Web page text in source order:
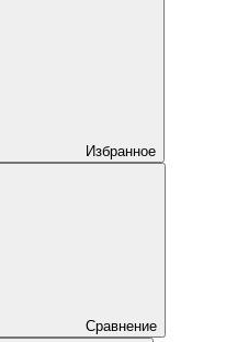
Избранное
Сравнение